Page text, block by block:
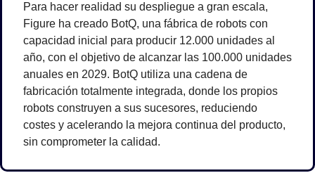
Para hacer realidad su despliegue a gran escala,
Figure ha creado BotQ, una fábrica de robots con
capacidad inicial para producir 12.000 unidades al
año, con el objetivo de alcanzar las 100.000 unidades
anuales en 2029. BotQ utiliza una cadena de
fabricación totalmente integrada, donde los propios
robots construyen a sus sucesores, reduciendo
costes y acelerando la mejora continua del producto,
sin comprometer la calidad.